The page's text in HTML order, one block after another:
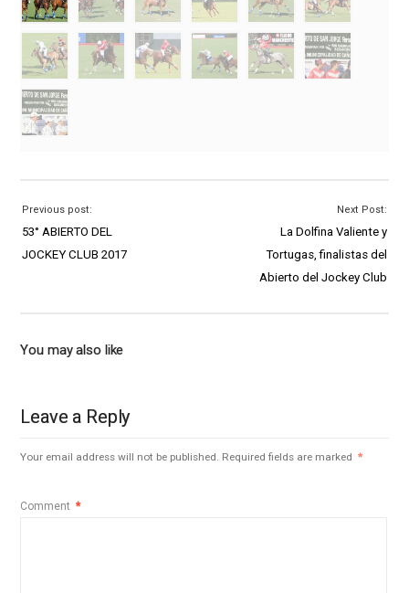
Previous post:
53° ABIERTO DEL
JOCKEY CLUB 2017
Next Post:
La Dolfina Valiente y
Tortugas, finalistas del
Abierto del Jockey Club
You may also like
Leave a Reply
Your email address will not be published. Required fields are marked *
Comment *